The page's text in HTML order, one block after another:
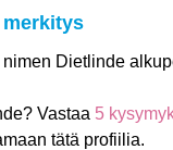
Dietlinde
Vastaa 5
tätä profiilia.